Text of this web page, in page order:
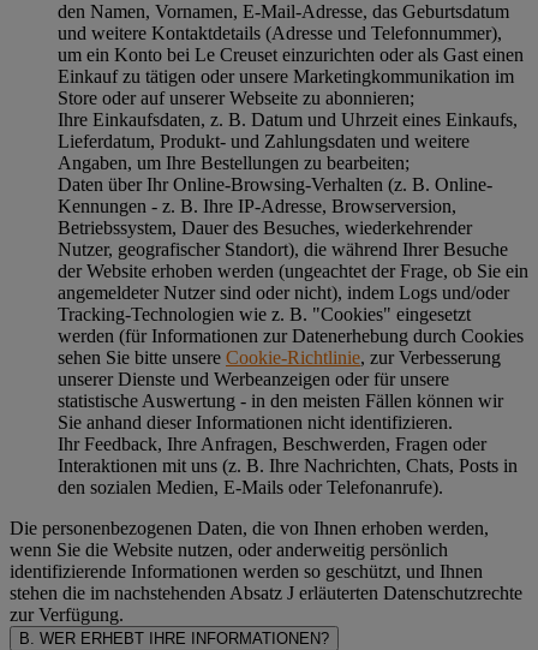
den Namen, Vornamen, E-Mail-Adresse, das Geburtsdatum
und weitere Kontaktdetails (Adresse und Telefonnummer),
um ein Konto bei Le Creuset einzurichten oder als Gast einen
Einkauf zu tätigen oder unsere Marketingkommunikation im
Store oder auf unserer Webseite zu abonnieren;
Ihre Einkaufsdaten, z. B. Datum und Uhrzeit eines Einkaufs,
Lieferdatum, Produkt- und Zahlungsdaten und weitere
Angaben, um Ihre Bestellungen zu bearbeiten;
Daten über Ihr Online-Browsing-Verhalten (z. B. Online-
Kennungen - z. B. Ihre IP-Adresse, Browserversion,
Betriebssystem, Dauer des Besuches, wiederkehrender
Nutzer, geografischer Standort), die während Ihrer Besuche
der Website erhoben werden (ungeachtet der Frage, ob Sie ein
angemeldeter Nutzer sind oder nicht), indem Logs und/oder
Tracking-Technologien wie z. B. "Cookies" eingesetzt
werden (für Informationen zur Datenerhebung durch Cookies
sehen Sie bitte unsere Cookie-Richtlinie, zur Verbesserung
unserer Dienste und Werbeanzeigen oder für unsere
statistische Auswertung - in den meisten Fällen können wir
Sie anhand dieser Informationen nicht identifizieren.
Ihr Feedback, Ihre Anfragen, Beschwerden, Fragen oder
Interaktionen mit uns (z. B. Ihre Nachrichten, Chats, Posts in
den sozialen Medien, E-Mails oder Telefonanrufe).
Die personenbezogenen Daten, die von Ihnen erhoben werden,
wenn Sie die Website nutzen, oder anderweitig persönlich
identifizierende Informationen werden so geschützt, und Ihnen
stehen die im nachstehenden Absatz J erläuterten Datenschutzrechte
zur Verfügung.
B. WER ERHEBT IHRE INFORMATIONEN?